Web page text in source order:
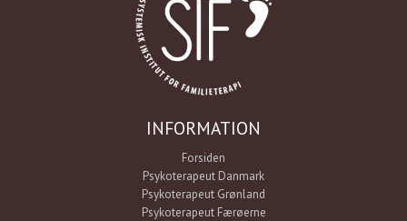
INFORMATION
Forsiden
Psykoterapeut Danmark
Psykoterapeut Grønland
Psykoterapeut Færøerne